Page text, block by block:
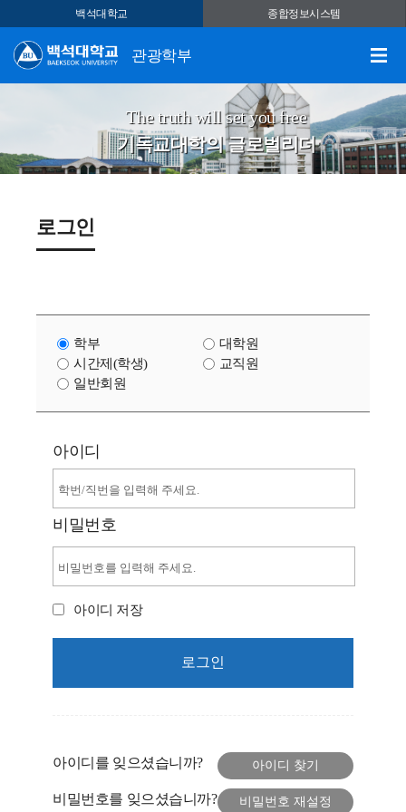
백석대학교 종합정보시스템
관광학부
The truth will set you free
기독교대학의 글로벌리더
로그인
학부
대학원
시간제(학생)
교직원
일반회원
아이디
비밀번호
아이디 저장
아이디를 잊으셨습니까?
비밀번호를 잊으셨습니까?